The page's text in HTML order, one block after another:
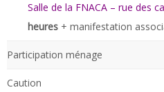
Salle de la FNACA – rue des
heures + manifestation
Participation ménage
Caution